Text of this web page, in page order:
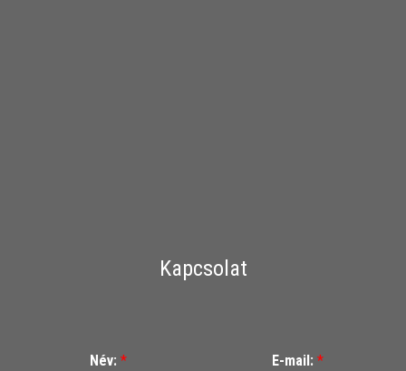
Kapcsolat
Név: * E-mail: *